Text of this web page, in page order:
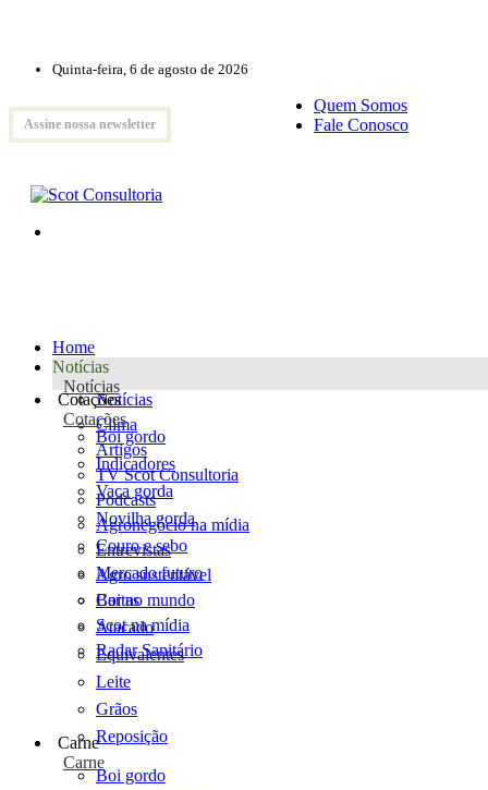
Quinta-feira, 6 de agosto de 2026
Assine nossa newsletter
Quem Somos
Fale Conosco
Home
Notícias
Notícias
Notícias
Clima
Artigos
TV Scot Consultoria
Podcasts
Agronegócio na mídia
Entrevistas
Agro sustentável
Cartas
Scot na mídia
Radar Sanitário
Cotações
Cotações
Boi gordo
Indicadores
Vaca gorda
Novilha gorda
Couro e sebo
Mercado futuro
Boi no mundo
Atacado
Equivalentes
Leite
Grãos
Reposição
Carne
Carne
Boi gordo